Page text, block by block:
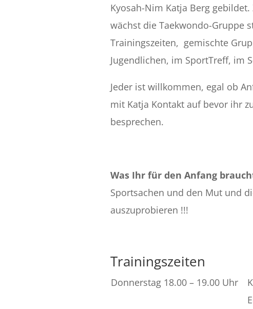
Kyosah-Nim Katja Berg
wächst die Taekwondo-Gruppe
Trainingszeiten, gemischte
Jugendlichen, im SportTreff, im
Jeder ist willkommen, egal ob
mit Katja Kontakt auf bevor ihr
besprechen.
Was Ihr für den Anfang
Sportsachen und den Mut und
auszuprobieren !!!
Trainingszeiten
Donnerstag 18.00 – 19.00 Uhr